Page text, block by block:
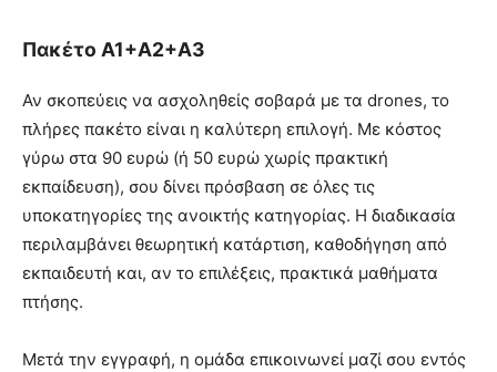
Πακέτο Α1+Α2+Α3
Αν σκοπεύεις να ασχοληθείς σοβαρά με τα drones, το
πλήρες πακέτο είναι η καλύτερη επιλογή. Με κόστος
γύρω στα 90 ευρώ (ή 50 ευρώ χωρίς πρακτική
εκπαίδευση), σου δίνει πρόσβαση σε όλες τις
υποκατηγορίες της ανοικτής κατηγορίας. Η διαδικασία
περιλαμβάνει θεωρητική κατάρτιση, καθοδήγηση από
εκπαιδευτή και, αν το επιλέξεις, πρακτικά μαθήματα
πτήσης.
Μετά την εγγραφή, η ομάδα επικοινωνεί μαζί σου εντός